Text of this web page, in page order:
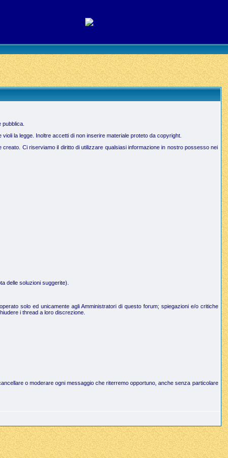
la legge. Inoltre accetti di non inserire materiale proteto da copyright.
Ci riserviamo il diritto di utilizzare qualsiasi informazione in nostro possesso nei
delle soluzioni suggerite).
solo ed unicamente agli Amministratori di questo forum; spiegazioni e/o critiche
i thread a loro discrezione.
o moderare ogni messaggio che riterremo opportuno, anche senza particolare